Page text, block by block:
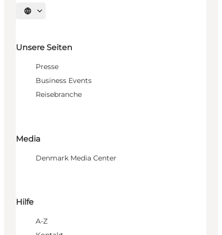
Sprache auswählen
Unsere Seiten
Presse
Business Events
Reisebranche
Media
Denmark Media Center
Hilfe
A-Z